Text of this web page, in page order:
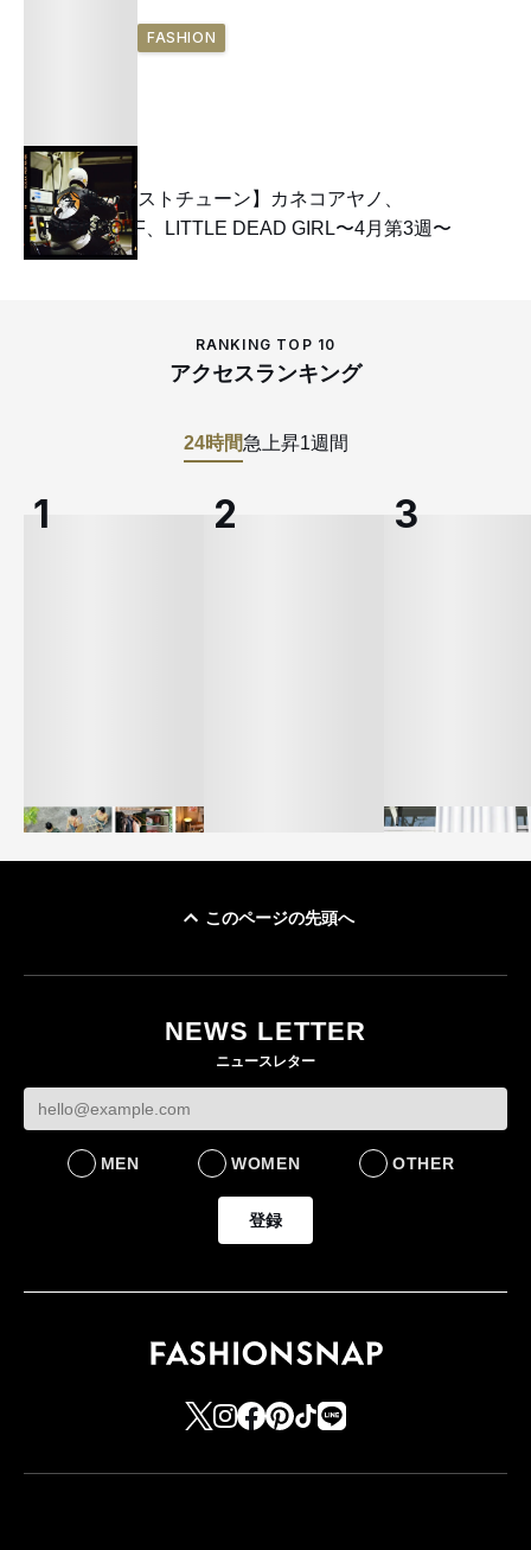
FASHION
【今週のマストチューン】カネコアヤノ、
PARKGOLF、LITTLE DEAD GIRL〜4月第3週〜
RANKING TOP 10
アクセスランキング
24時間急上昇1週間
LIFESTYLE
社長 「のんびりした
ら先はない」“前進”す
BUSINESS
BUSINESS
このページの先頭へ
NEWS LETTER
ニュースレター
MEN WOMEN OTHER
登録